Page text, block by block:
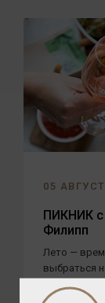
05
ПИКНИК с
Филипп
Лето —
выбраться
близкими. А